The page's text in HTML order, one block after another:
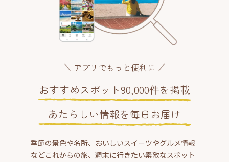
アプリでもっと便利に
おすすめスポット90,000件を掲載
あたらしい情報を毎日お届け
季節の景色や名所、おいしいスイーツやグルメ情報
などこれからの旅、週末に行きたい素敵なスポット